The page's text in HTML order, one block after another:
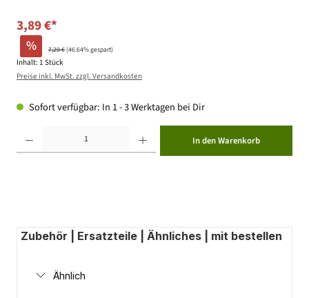
3,89 €*
% 7,29 €(46.64% gespart)
Inhalt: 1 Stück
Preise inkl. MwSt. zzgl. Versandkosten
Sofort verfügbar: In 1 - 3 Werktagen bei Dir
In den Warenkorb
Zubehör | Ersatzteile | Ähnliches | mit bestellen
Ähnlich